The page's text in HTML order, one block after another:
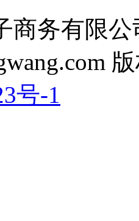
商务有限公
号-1